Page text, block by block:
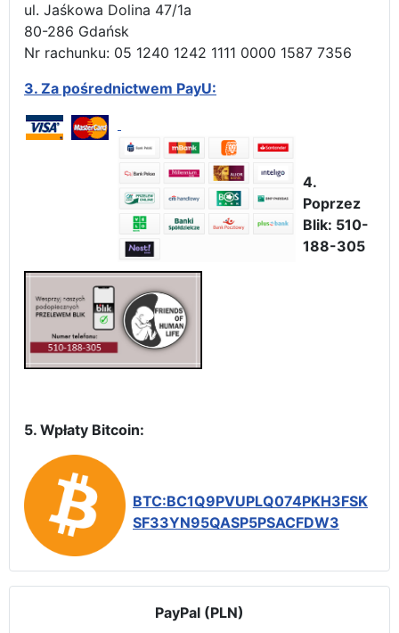
ul. Jaśkowa Dolina 47/1a
80-286 Gdańsk
Nr rachunku: 05 1240 1242 1111 0000 1587 7356
3. Za pośrednictwem PayU:
4.
Poprzez
Blik: 510-
188-305
5. Wpłaty Bitcoin:
BTC:BC1Q9PVUPLQ074PKH3FSK
SF33YN95QASP5PSACFDW3
PayPal (PLN)